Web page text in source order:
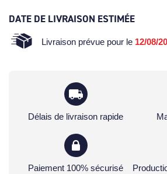
DATE DE LIVRAISON ESTIMÉE
Livraison prévue pour le 12/08/
Délais de livraison rapide
Paiement 100% sécurisé